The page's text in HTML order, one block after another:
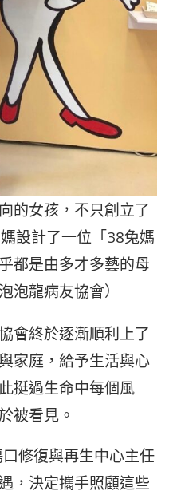
的女孩，不只創立了
設計了一位「38兔媽
都是由多才多藝的母
泡龍病友協會）
會終於逐漸順利上了
家庭，給予生活與心
挺過生命中每個風
被看見。
修復與再生中心主任
，決定攜手照顧這些